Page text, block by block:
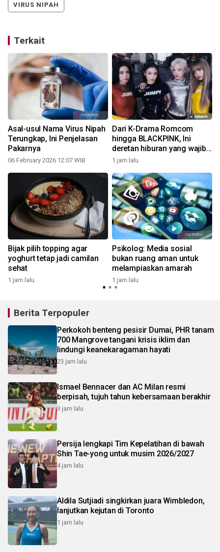
VIRUS NIPAH
Terkait
Asal-usul Nama Virus Nipah
Terungkap, Ini Penjelasan
Pakarnya
06 February 2026 12:07 WIB
Dari K-Drama Romcom
hingga BLACKPINK, Ini
deretan hiburan yang wajib
dinantikan!
1 jam lalu
Bijak pilih topping agar
yoghurt tetap jadi camilan
sehat
1 jam lalu
Psikolog: Media sosial
bukan ruang aman untuk
melampiaskan amarah
1 jam lalu
Berita Terpopuler
Perkokoh benteng pesisir Dumai, PHR tanam
700 Mangrove tangani krisis iklim dan
lindungi keanekaragaman hayati
23 jam lalu
Ismael Bennacer dan AC Milan resmi
berpisah, tujuh tahun kebersamaan berakhir
3 jam lalu
Persija lengkapi Tim Kepelatihan di bawah
Shin Tae-yong untuk musim 2026/2027
4 jam lalu
Aldila Sutjiadi singkirkan juara Wimbledon,
lanjutkan kejutan di Toronto
1 jam lalu